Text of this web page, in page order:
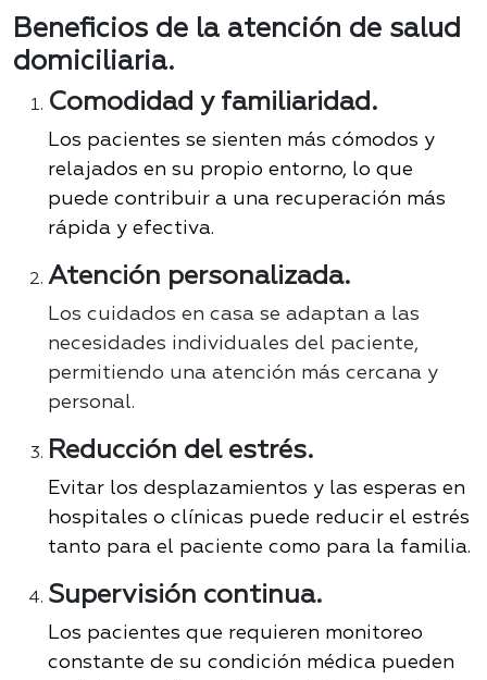
Beneficios de la atención de salud
domiciliaria.
Comodidad y familiaridad.
Los pacientes se sienten más cómodos y
relajados en su propio entorno, lo que
puede contribuir a una recuperación más
rápida y efectiva.
Atención personalizada.
Los cuidados en casa se adaptan a las
necesidades individuales del paciente,
permitiendo una atención más cercana y
personal.
Reducción del estrés.
Evitar los desplazamientos y las esperas en
hospitales o clínicas puede reducir el estrés
tanto para el paciente como para la familia.
Supervisión continua.
Los pacientes que requieren monitoreo
constante de su condición médica pueden